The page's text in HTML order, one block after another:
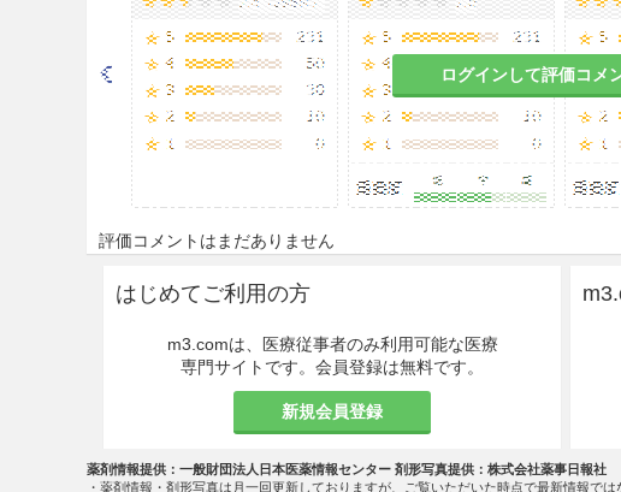
日光又は日焼けランプ等による過度の
本剤の使用中に皮膚乾燥、皮膚不快感、
とがある。これらは治療開始2週間以内
性のものであることについて患者に説明
又は軽減が認められない場合は、必要に
適用上の注意
使用時
他の刺激性のある外用剤（イオウ、レ
び香料やアルコールを含有する薬剤及
が増すおそれがあるため注意すること。
使用部位
本剤は、外用としてのみ使用すること。
ログインして評価コメ
評価コメントはまだありません
はじめてご利用の方
m3.comは、医療従事者のみ利用可能な医療
専門サイトです。会員登録は無料です。
新規会員登録
薬剤情報提供：一般財団法人日本医薬情報センター 剤形写真提供：株式会社薬事日報社
・薬剤情報・剤形写真は月一回更新しておりますが、ご覧いただいた時点で最新情報で